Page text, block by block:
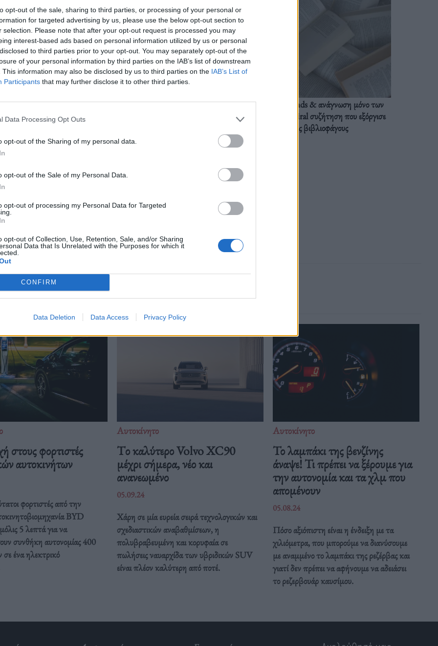
opt-out of the sale, sharing to third parties, or processing of your personal or
for targeted advertising by us, please use the below opt-out section to
selection. Please note that after your opt-out request is processed you may
interest-based ads based on personal information utilized by us or personal
to third parties prior to your opt-out. You may separately opt-out of the
of your personal information by third parties on the IAB’s list of downstream
This information may also be disclosed by us to third parties on the IAB’s List of
Participants that may further disclose it to other third parties.
Data Processing Opt Outs
opt-out of the Sharing of my personal data.
opt-out of the Sale of my Personal Data.
opt-out of processing my Personal Data for Targeted
opt-out of Collection, Use, Retention, Sale, and/or Sharing
Data that Is Unrelated with the Purposes for which it
CONFIRM
Data Deletion Data Access Privacy Policy
πλέον αυτόνομα ταξί κυκλοφορούν
BookTok trends & ανάγνωση μόνο των
διαλόγων: Η viral συζήτηση που εξόργισε
τους βιβλιοφάγους
Δείτε επίσης
στους φορτιστές
αυτοκινήτων
φορτιστές από την
BYD
5 λεπτά για να
συνθήκη αυτονομίας 400
σε ένα ηλεκτρικό
Αυτοκίνητο
Tο καλύτερο Volvo XC90
μέχρι σήμερα, νέο και
ανανεωμένο
05.09.24
Χάρη σε μία ευρεία σειρά τεχνολογικών και
σχεδιαστικών αναβαθμίσεων, η
πολυβραβευμένη και κορυφαία σε
πωλήσεις ναυαρχίδα των υβριδικών SUV
είναι πλέον καλύτερη από ποτέ.
Αυτοκίνητο
Το λαμπάκι της βενζίνης
άναψε! Τι πρέπει να ξέρουμε για
την αυτονομία και τα χλμ που
απομένουν
05.08.24
Πόσο αξιόπιστη είναι η ένδειξη με τα
χιλιόμετρα, που μπορούμε να διανύσουμε
με αναμμένο το λαμπάκι της ρεζέρβας και
γιατί δεν πρέπει να αφήνουμε να αδειάσει
το ρεζερβουάρ καυσίμου.